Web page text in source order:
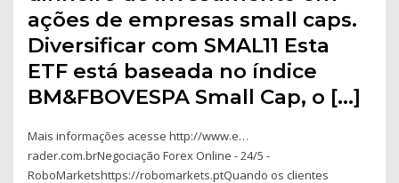
ações de empresas small caps.
Diversificar com SMAL11 Esta
ETF está baseada no índice
BM&FBOVESPA Small Cap, o […]
Mais informações acesse http://www.e…
rader.com.brNegociação Forex Online - 24/5 -
RoboMarketshttps://robomarkets.ptQuando os clientes